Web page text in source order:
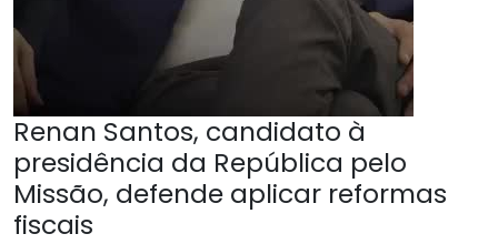
Renan Santos, candidato à
presidência da República pelo
Missão, defende aplicar reformas
fiscais